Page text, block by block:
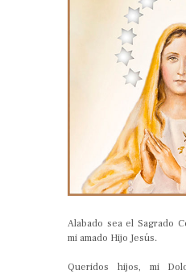
Alabado sea el Sagrado
mi amado Hijo Jesús.
Queridos hijos, mi